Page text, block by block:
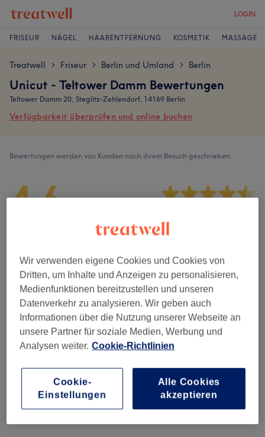
LOGIN
FRISEUR NÄGEL HAARENTFERNUNG KOSMETIK MASSAGE
Treatwell > Friseur > Berlin und Umland > Berlin
Unicut - Teltower Damm Bewertungen
Teltower Damm 20, Steglitz-Zehlendorf, 14169 Berlin
Verfügbarkeit überprüfen und online buchen
Bewertungen werden von Kunden nach ihrem Besuch geschrieben.
4,6
Sauberkeit
Service
Bewertungen filtern
Behandlung Alle Bewertungen
Wir verwenden eigene Cookies und Cookies von
Dritten, um Inhalte und Anzeigen zu personalisieren,
Medienfunktionen bereitzustellen und unseren
Datenverkehr zu analysieren. Wir geben auch
Informationen über die Nutzung unserer Webseite an
unsere Partner für soziale Medien, Werbung und
Analysen weiter. Cookie-Richtlinien
Cookie-
Einstellungen
Alle Cookies
akzeptieren